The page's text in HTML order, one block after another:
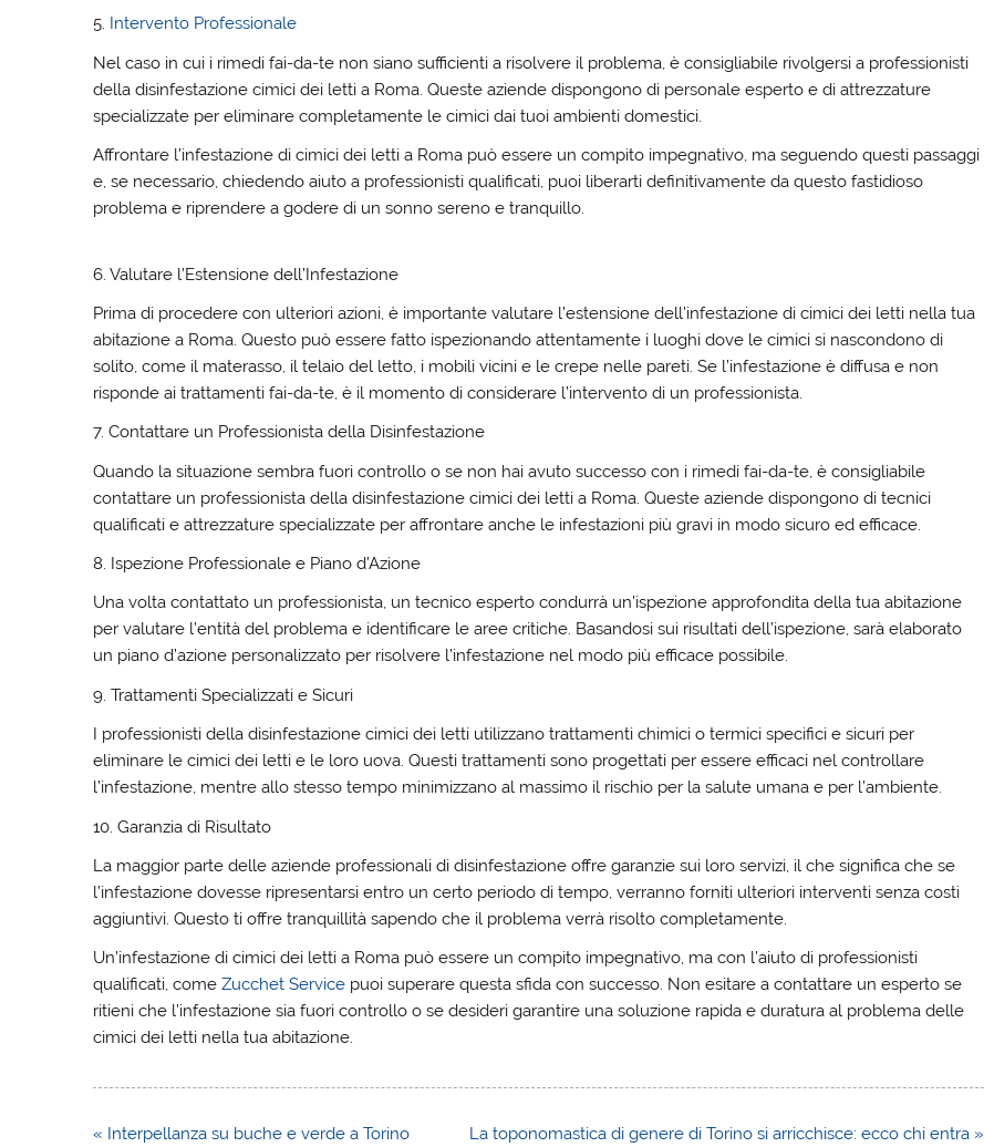
5. Intervento Professionale
Nel caso in cui i rimedi fai-da-te non siano sufficienti a risolvere il problema, è consigliabile rivolgersi a professionisti
della disinfestazione cimici dei letti a Roma. Queste aziende dispongono di personale esperto e di attrezzature
specializzate per eliminare completamente le cimici dai tuoi ambienti domestici.
Affrontare l’infestazione di cimici dei letti a Roma può essere un compito impegnativo, ma seguendo questi passaggi
e, se necessario, chiedendo aiuto a professionisti qualificati, puoi liberarti definitivamente da questo fastidioso
problema e riprendere a godere di un sonno sereno e tranquillo.
6. Valutare l’Estensione dell’Infestazione
Prima di procedere con ulteriori azioni, è importante valutare l’estensione dell’infestazione di cimici dei letti nella tua
abitazione a Roma. Questo può essere fatto ispezionando attentamente i luoghi dove le cimici si nascondono di
solito, come il materasso, il telaio del letto, i mobili vicini e le crepe nelle pareti. Se l’infestazione è diffusa e non
risponde ai trattamenti fai-da-te, è il momento di considerare l’intervento di un professionista.
7. Contattare un Professionista della Disinfestazione
Quando la situazione sembra fuori controllo o se non hai avuto successo con i rimedi fai-da-te, è consigliabile
contattare un professionista della disinfestazione cimici dei letti a Roma. Queste aziende dispongono di tecnici
qualificati e attrezzature specializzate per affrontare anche le infestazioni più gravi in modo sicuro ed efficace.
8. Ispezione Professionale e Piano d’Azione
Una volta contattato un professionista, un tecnico esperto condurrà un’ispezione approfondita della tua abitazione
per valutare l’entità del problema e identificare le aree critiche. Basandosi sui risultati dell’ispezione, sarà elaborato
un piano d’azione personalizzato per risolvere l’infestazione nel modo più efficace possibile.
9. Trattamenti Specializzati e Sicuri
I professionisti della disinfestazione cimici dei letti utilizzano trattamenti chimici o termici specifici e sicuri per
eliminare le cimici dei letti e le loro uova. Questi trattamenti sono progettati per essere efficaci nel controllare
l’infestazione, mentre allo stesso tempo minimizzano al massimo il rischio per la salute umana e per l’ambiente.
10. Garanzia di Risultato
La maggior parte delle aziende professionali di disinfestazione offre garanzie sui loro servizi, il che significa che se
l’infestazione dovesse ripresentarsi entro un certo periodo di tempo, verranno forniti ulteriori interventi senza costi
aggiuntivi. Questo ti offre tranquillità sapendo che il problema verrà risolto completamente.
Un’infestazione di cimici dei letti a Roma può essere un compito impegnativo, ma con l’aiuto di professionisti
qualificati, comeZucchet Service puoi superare questa sfida con successo. Non esitare a contattare un esperto se
ritieni che l’infestazione sia fuori controllo o se desideri garantire una soluzione rapida e duratura al problema delle
cimici dei letti nella tua abitazione.
Navigazione
« Interpellanza su buche e verde a Torino La toponomastica di genere di Torino si arricchisce: ecco chi entra »